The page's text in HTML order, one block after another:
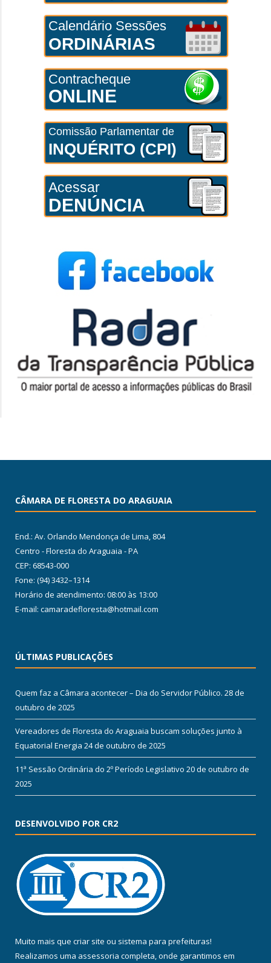
Calendário Sessões
ORDINÁRIAS
Contracheque
ONLINE
Comissão Parlamentar de
INQUÉRITO (CPI)
Acessar
DENÚNCIA
CÂMARA DE FLORESTA DO ARAGUAIA
End.: Av. Orlando Mendonça de Lima, 804
Centro - Floresta do Araguaia - PA
CEP: 68543-000
Fone: (94) 3432–1314
Horário de atendimento: 08:00 às 13:00
E-mail: camaradefloresta@hotmail.com
ÚLTIMAS PUBLICAÇÕES
Quem faz a Câmara acontecer – Dia do Servidor Público. 28 de
outubro de 2025
Vereadores de Floresta do Araguaia buscam soluções junto à
Equatorial Energia 24 de outubro de 2025
11ª Sessão Ordinária do 2º Período Legislativo 20 de outubro de
2025
DESENVOLVIDO POR CR2
Muito mais que criar site ou sistema para prefeituras!
Realizamos uma assessoria completa, onde garantimos em